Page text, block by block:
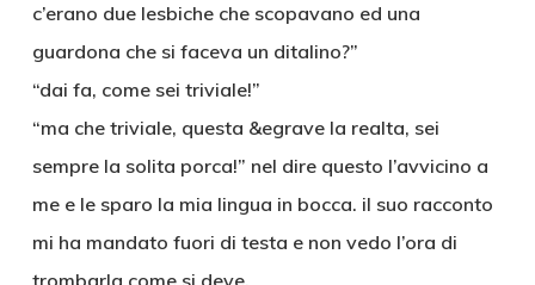
c’erano due lesbiche che scopavano ed una
guardona che si faceva un ditalino?”
“dai fa, come sei triviale!”
“ma che triviale, questa &egrave la realta, sei
sempre la solita porca!” nel dire questo l’avvicino a
me e le sparo la mia lingua in bocca. il suo racconto
mi ha mandato fuori di testa e non vedo l’ora di
trombarla come si deve.